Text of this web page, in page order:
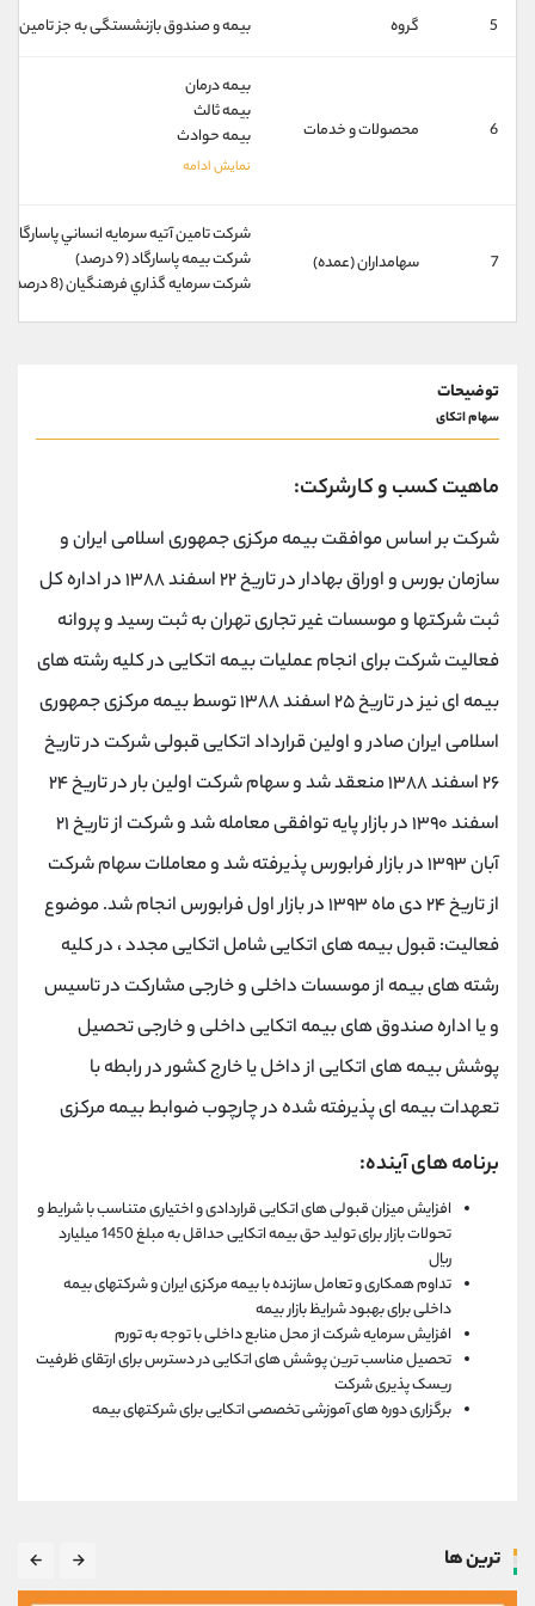
5 گروه بیمه و صندوق‌ بازنشستگی به جز تامین
6 محصولات و خدمات
بیمه درمان
بیمه ثالث
بیمه حوادث
7 سهامداران (عمده)
شركت تامين آتيه سرمايه انساني پاسارگاد (12 درصد)
شركت بيمه پاسارگاد (9 درصد)
شركت سرمايه گذاري فرهنگيان (8 درصد)
توضیحات
سهام اتکای
ماهیت کسب و کارشرکت:
شرکت بر اساس موافقت بیمه مرکزی جمهوری اسلامی ایران و
سازمان بورس و اوراق بهادار در تاریخ ۲۲ اسفند ۱۳۸۸ در اداره کل
ثبت شرکتها و موسسات غیر تجاری تهران به ثبت رسید و پروانه
فعالیت شرکت برای انجام عملیات بیمه اتکایی در کلیه رشته های
بیمه ای نیز در تاریخ ۲۵ اسفند ۱۳۸۸ توسط بیمه مرکزی جمهوری
اسلامی ایران صادر و اولین قرارداد اتکایی قبولی شرکت در تاریخ
۲۶ اسفند ۱۳۸۸ منعقد شد و سهام شرکت اولین بار در تاریخ ۲۴
اسفند ۱۳۹۰ در بازار پایه توافقی معامله شد و شرکت از تاریخ ۲۱
آبان ۱۳۹۳ در بازار فرابورس پذیرفته شد و معاملات سهام شرکت
از تاریخ ۲۴ دی ماه ۱۳۹۳ در بازار اول فرابورس انجام شد. موضوع
فعالیت: قبول بیمه های اتکایی شامل اتکایی مجدد ، در کلیه
رشته های بیمه از موسسات داخلی و خارجی مشارکت در تاسیس
و یا اداره صندوق های بیمه اتکایی داخلی و خارجی تحصیل
پوشش بیمه های اتکایی از داخل یا خارج کشور در رابطه با
تعهدات بیمه ای پذیرفته شده در چارچوب ضوابط بیمه مرکزی
برنامه های آینده:
افزایش میزان قبولی های اتکایی قراردادی و اختیاری متناسب با شرایط و
تحولات بازار برای تولید حق بیمه اتکایی حداقل به مبلغ 1450 میلیارد
ریال
تداوم همکاری و تعامل سازنده با بیمه مرکزی ایران و شرکتهای بیمه
داخلی برای بهبود شرایظ بازار بیمه
افزایش سرمایه شرکت از محل منابع داخلی با توجه به تورم
تحصیل مناسب ترین پوشش های اتکایی در دسترس برای ارتقای ظرفیت
ریسک پذیری شرکت
برگزاری دوره های آموزشی تخصصی اتکایی برای شرکتهای بیمه
ترین ها